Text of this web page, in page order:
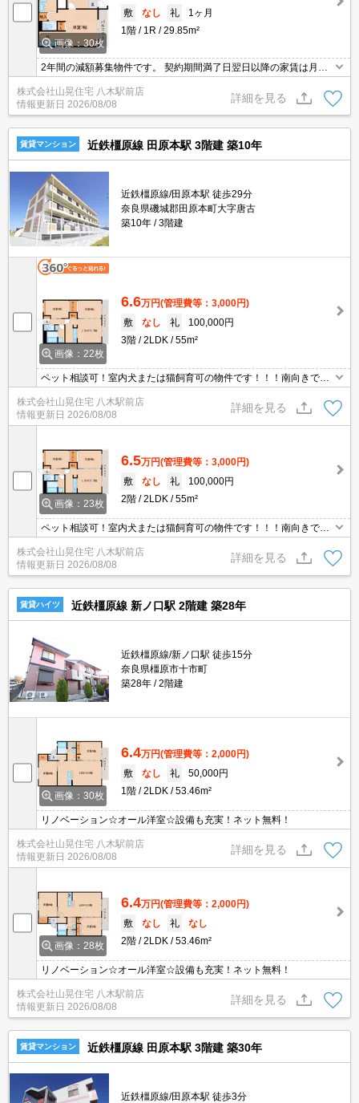
画像：30枚
敷 なし 礼
1ヶ月
1階
1R 29.85m²
2年間の減額募集物件です。 契約期間満了日翌日以降の家賃は月額6
もいいですよ☆ガスコンロ付のシステムキッチンです！！Wi－fiが
無料でインターネット使用料もお得ですね！！設備充実(^^♪宅配BO
Xも完備で留守がちな単身さんも安心！是非お問い合わせを
株式会社山晃住宅 八木駅前店
情報更新日 2026/08/08
詳細を見る
賃貸マンション 近鉄橿原線 田原本駅 3階建 築10年
近鉄橿原線/田原本駅 徒歩29分
奈良県磯城郡田原本町大字唐古
築10年
3階建
画像：22枚
6.6万円(管理費等：3,000円)
敷
なし 礼
100,000円
3階
2LDK 55m²
ペット相談可！室内犬または猫飼育可の物件です！！！南向きで日
当たり良好♪国道沿いですので天理方面へご通勤の方にも良いです
ね。設備も充実☆3口のシステムキッチン付きでお料理もお楽しみ
いただけますよ☆☆ウォークインクローゼットもあり収納たっぷり
ですよ♪♪追い焚き機能、ウォシュレット、ＴＶインターホンなど人
株式会社山晃住宅 八木駅前店
情報更新日 2026/08/08
詳細を見る
画像：23枚
6.5万円(管理費等：3,000円)
敷
なし 礼
100,000円
2階
2LDK 55m²
ペット相談可！室内犬または猫飼育可の物件です！！！南向きで日
当たり良好♪国道沿いですので天理方面へご通勤の方にも良いです
ね。設備も充実☆3口のシステムキッチン付きでお料理もお楽しみ
いただけますよ☆☆ウォークインクローゼットもあり収納たっぷり
ですよ♪♪追い焚き機能、ウォシュレット、ＴＶインターホンなど人
気の設備が充実！！
株式会社山晃住宅 八木駅前店
情報更新日 2026/08/08
詳細を見る
賃貸ハイツ 近鉄橿原線 新ノ口駅 2階建 築28年
近鉄橿原線/新ノ口駅 徒歩15分
奈良県橿原市十市町
築28年
2階建
画像：30枚
6.4万円(管理費等：2,000円)
敷
なし 礼
50,000円
1階
2LDK 53.46m²
リノベーション☆オール洋室☆設備も充実！ネット無料！
株式会社山晃住宅 八木駅前店
情報更新日 2026/08/08
詳細を見る
画像：28枚
6.4万円(管理費等：2,000円)
敷
なし 礼
なし
2階
2LDK 53.46m²
リノベーション☆オール洋室☆設備も充実！ネット無料！
株式会社山晃住宅 八木駅前店
情報更新日 2026/08/08
詳細を見る
賃貸マンション 近鉄橿原線 田原本駅 3階建 築30年
近鉄橿原線/田原本駅 徒歩3分